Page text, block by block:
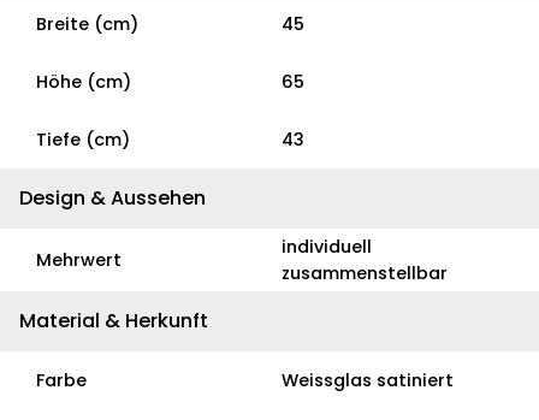
Breite (cm) 45
Höhe (cm) 65
Tiefe (cm) 43
Design & Aussehen
Mehrwert
individuell
zusammenstellbar
Material & Herkunft
Farbe Weissglas satiniert